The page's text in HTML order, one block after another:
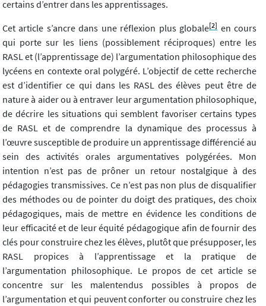
certains d’entrer dans les apprentissages.
Cet article s’ancre dans une réflexion plus globale[2] en cours
qui porte sur les liens (possiblement réciproques) entre les
RASL et (l’apprentissage de) l’argumentation philosophique des
lycéens en contexte oral polygéré. L’objectif de cette recherche
est d’identifier ce qui dans les RASL des élèves peut être de
nature à aider ou à entraver leur argumentation philosophique,
de décrire les situations qui semblent favoriser certains types
de RASL et de comprendre la dynamique des processus à
l’œuvre susceptible de produire un apprentissage différencié au
sein des activités orales argumentatives polygérées. Mon
intention n’est pas de prôner un retour nostalgique à des
pédagogies transmissives. Ce n’est pas non plus de disqualifier
des méthodes ou de pointer du doigt des pratiques, des choix
pédagogiques, mais de mettre en évidence les conditions de
leur efficacité et de leur équité pédagogique afin de fournir des
clés pour construire chez les élèves, plutôt que présupposer, les
RASL propices à l’apprentissage et la pratique de
l’argumentation philosophique. Le propos de cet article se
concentre sur les malentendus possibles à propos de
l’argumentation et qui peuvent conforter ou construire chez les